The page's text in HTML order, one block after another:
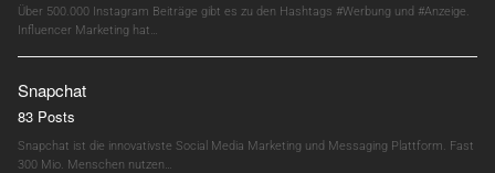
Über 500.000 Instagram Beiträge gibt es zu den Hashtags #Werbung und #Anzeige.
Influencer Marketing hat…
Snapchat
83 Posts
Snapchat ist die innovativste Social Media Marketing und Messaging Plattform. Fast
300 Mio. Menschen nutzen…